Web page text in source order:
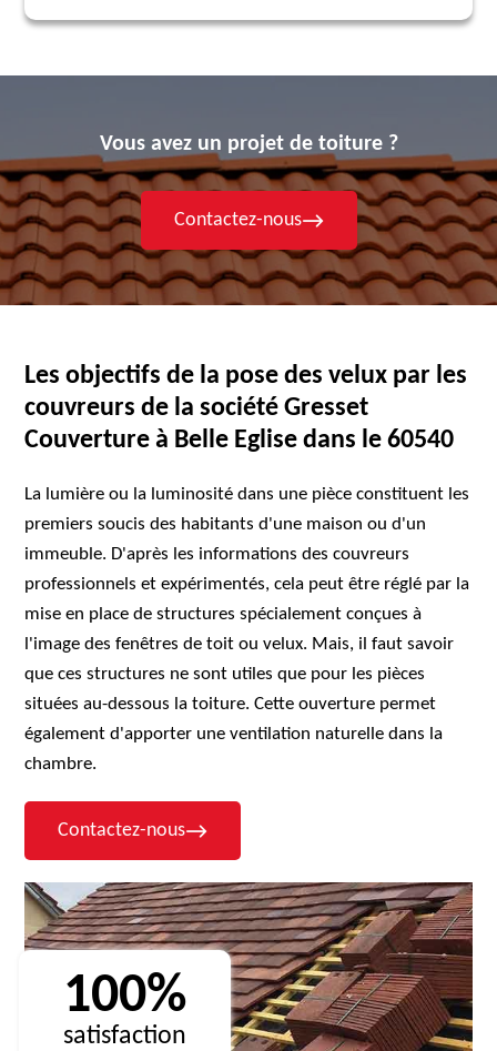
Vous avez un projet de toiture ?
Contactez-nous
Les objectifs de la pose des velux par les
couvreurs de la société Gresset
Couverture à Belle Eglise dans le 60540
La lumière ou la luminosité dans une pièce constituent les
premiers soucis des habitants d'une maison ou d'un
immeuble. D'après les informations des couvreurs
professionnels et expérimentés, cela peut être réglé par la
mise en place de structures spécialement conçues à
l'image des fenêtres de toit ou velux. Mais, il faut savoir
que ces structures ne sont utiles que pour les pièces
situées au-dessous la toiture. Cette ouverture permet
également d'apporter une ventilation naturelle dans la
chambre.
Contactez-nous
100%
satisfaction